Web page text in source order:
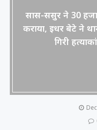
सास-ससुर ने 30
कराया, इधर बेटे ने
गिरी